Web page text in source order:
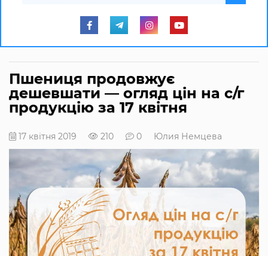
Пшениця продовжує
дешевшати — огляд цін на с/г
продукцію за 17 квітня
17 квітня 2019 210 0 Юлия Немцева